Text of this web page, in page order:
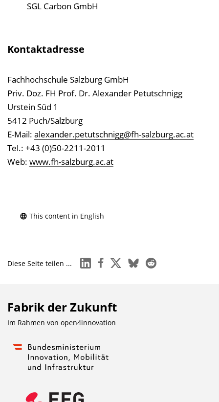
SGL Carbon GmbH
Kontaktadresse
Fachhochschule Salzburg GmbH
Priv. Doz. FH Prof. Dr. Alexander Petutschnigg
Urstein Süd 1
5412 Puch/Salzburg
E-Mail: alexander.petutschnigg@fh-salzburg.ac.at
Tel.: +43 (0)50-2211-2011
Web: www.fh-salzburg.ac.at
This content in English
Diese Seite teilen ... linkedinfacebook
x blueskyreddit
Fabrik der Zukunft
Im Rahmen von open4innovation